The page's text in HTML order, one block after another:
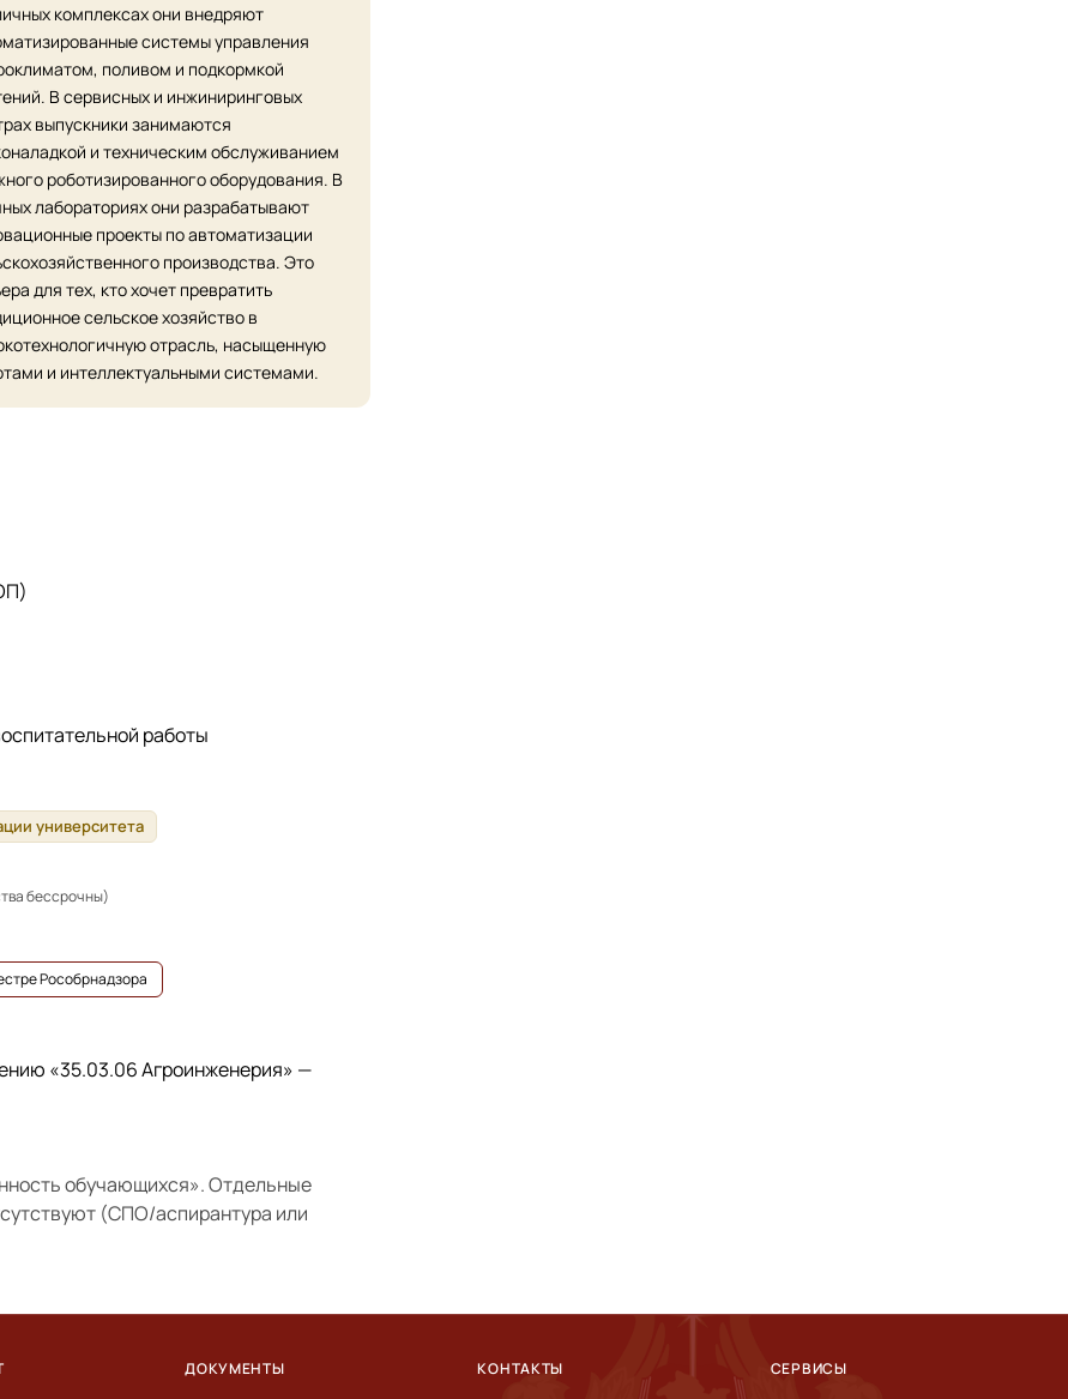
комплексах они внедряют
системы управления
поливом и подкормкой
В сервисных и инжиниринговых
выпускники занимаются
и техническим обслуживанием
роботизированного оборудования. В
лабораториях они разрабатывают
проекты по автоматизации
производства. Это
для тех, кто хочет превратить
сельское хозяйство в
отрасль, насыщенную
и интеллектуальными системами.
работы
университета
бессрочны)
Рособрнадзора
«35.03.06 Агроинженерия» —
обучающихся». Отдельные
(СПО/аспирантура или
ДОКУМЕНТЫ КОНТАКТЫ СЕРВИСЫ